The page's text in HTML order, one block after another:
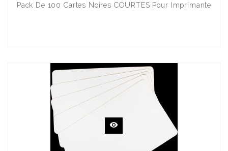
Pack De 100 Cartes Noires COURTES Pour Imprimante